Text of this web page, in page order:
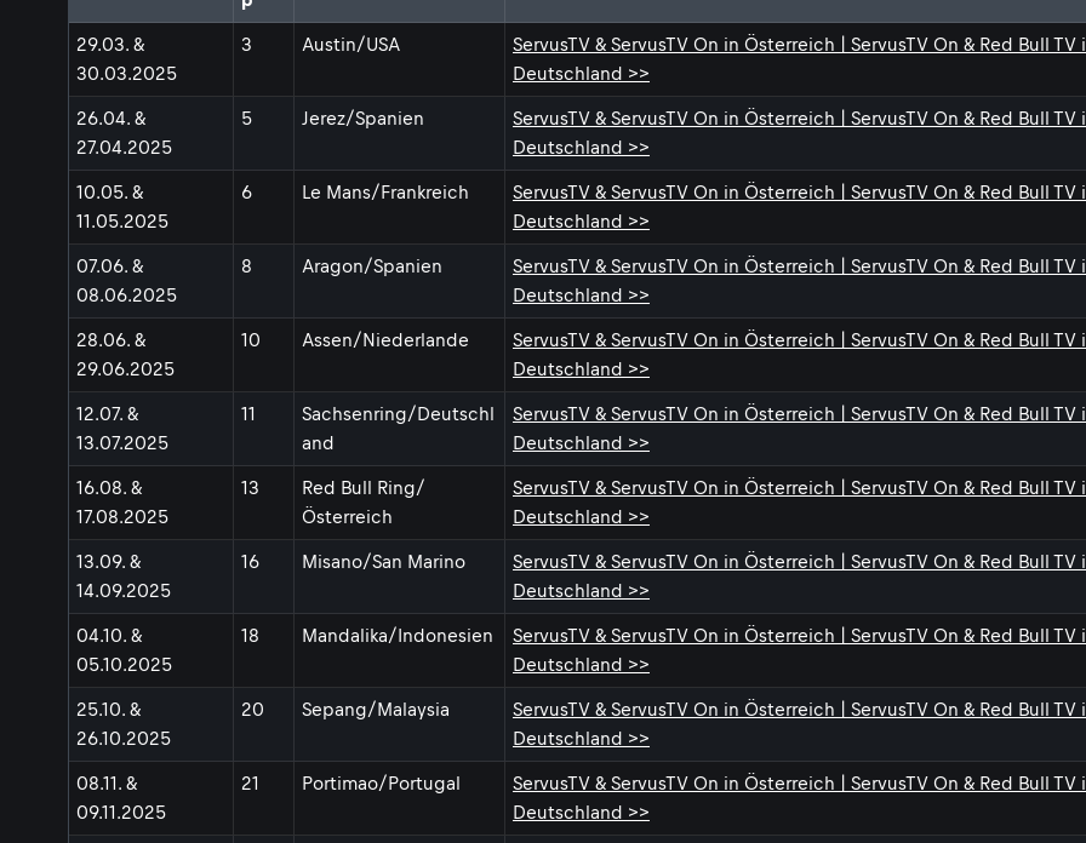
29.03. &
30.03.2025
3 Austin/USA
ServusTV & ServusTV On in Österreich | ServusTV On & Red Bull TV
Deutschland >>
26.04. &
27.04.2025
5 Jerez/Spanien
ServusTV & ServusTV On in Österreich | ServusTV On & Red Bull TV
Deutschland >>
10.05. &
11.05.2025
6 Le Mans/Frankreich
ServusTV & ServusTV On in Österreich | ServusTV On & Red Bull TV
Deutschland >>
07.06. &
08.06.2025
8 Aragon/Spanien
ServusTV & ServusTV On in Österreich | ServusTV On & Red Bull TV
Deutschland >>
28.06. &
29.06.2025
10 Assen/Niederlande
ServusTV & ServusTV On in Österreich | ServusTV On & Red Bull TV
Deutschland >>
12.07. &
13.07.2025
11
Sachsenring/Deutschl
and
ServusTV & ServusTV On in Österreich | ServusTV On & Red Bull TV
Deutschland >>
16.08. &
17.08.2025
13
Red Bull Ring/
Österreich
ServusTV & ServusTV On in Österreich | ServusTV On & Red Bull TV
Deutschland >>
13.09. &
14.09.2025
16 Misano/San Marino
ServusTV & ServusTV On in Österreich | ServusTV On & Red Bull TV
Deutschland >>
04.10. &
05.10.2025
18 Mandalika/Indonesien
ServusTV & ServusTV On in Österreich | ServusTV On & Red Bull TV
Deutschland >>
25.10. &
26.10.2025
20 Sepang/Malaysia
ServusTV & ServusTV On in Österreich | ServusTV On & Red Bull TV
Deutschland >>
08.11. &
09.11.2025
21 Portimao/Portugal
ServusTV & ServusTV On in Österreich | ServusTV On & Red Bull TV
Deutschland >>